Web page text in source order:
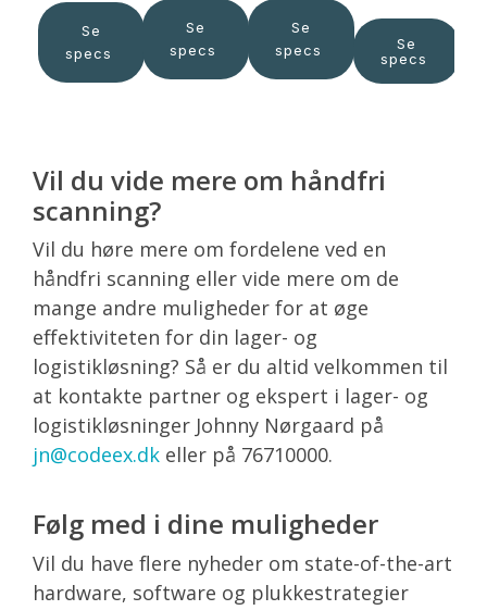
Se
specs
Se
specs
Se
specs
Se
specs
Vil du vide mere om håndfri
scanning?
Vil du høre mere om fordelene ved en
håndfri scanning eller vide mere om de
mange andre muligheder for at øge
effektiviteten for din lager- og
logistikløsning? Så er du altid velkommen til
at kontakte partner og ekspert i lager- og
logistikløsninger Johnny Nørgaard på
jn@codeex.dk eller på 76710000.
Følg med i dine muligheder
Vil du have flere nyheder om state-of-the-art
hardware, software og plukkestrategier